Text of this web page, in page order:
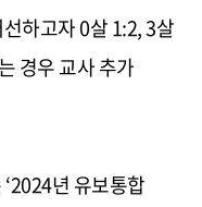
하고자0살1:2, 3살
경우 교사 추가
‘2024년 유보통합